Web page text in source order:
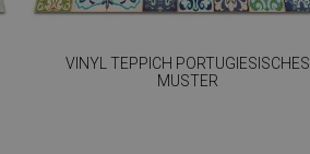
VINYL TEPPICH PORTUGIESISCHES
MUSTER